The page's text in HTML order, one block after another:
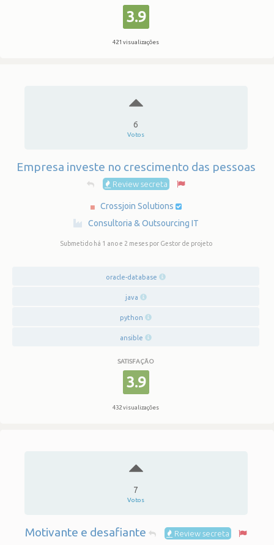
3.9
421 visualizações
6
Votos
Empresa investe no crescimento das pessoas
Review secreta
Crossjoin Solutions
·
Consultoria & Outsourcing IT
Submetido há 1 ano e 2 meses por Gestor de projeto
oracle-database
java
python
ansible
SATISFAÇÃO
3.9
432 visualizações
7
Votos
Motivante e desafiante Review secreta